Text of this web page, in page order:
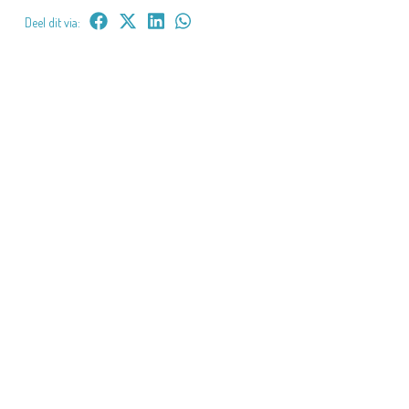
Deel dit via: